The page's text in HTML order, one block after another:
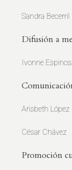
Sandra Becerril
Difusión a
Ivonne
Arisbeth López
César Chávez
Promoción